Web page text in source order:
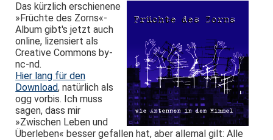
Das kürzlich erschienene
»Früchte des Zorns«-
Album gibt's jetzt auch
online, lizensiert als
Creative Commons by-
nc-nd.
Hier lang für den
Download, natürlich als
ogg vorbis. Ich muss
sagen, dass mir
»Zwischen Leben und
Überleben« besser gefallen hat, aber allemal gilt: Alle